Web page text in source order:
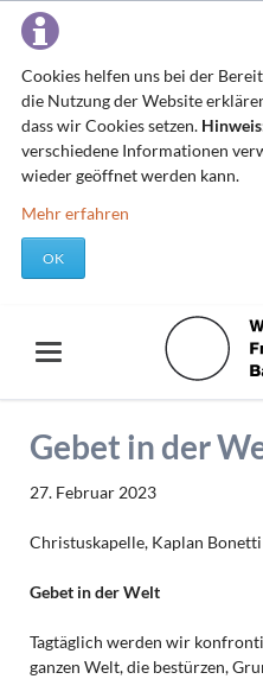
Cookies helfen uns bei der
die Nutzung der Website
dass wir Cookies setzen.
verschiedene Informationen
wieder geöffnet werden kann.
Mehr erfahren
OK
Gebet in der
27. Februar 2023
Christuskapelle, Kaplan
Gebet in der Welt
Tagtäglich werden wir
ganzen Welt, die bestürzen,